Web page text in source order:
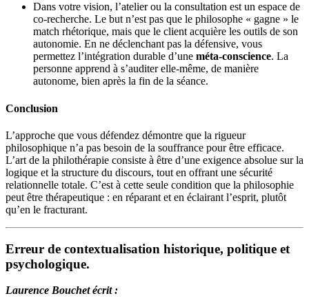
Dans votre vision, l’atelier ou la consultation est un espace de
co-recherche. Le but n’est pas que le philosophe « gagne » le
match rhétorique, mais que le client acquière les outils de son
autonomie. En ne déclenchant pas la défensive, vous
permettez l’intégration durable d’une méta-conscience. La
personne apprend à s’auditer elle-même, de manière
autonome, bien après la fin de la séance.
Conclusion
L’approche que vous défendez démontre que la rigueur
philosophique n’a pas besoin de la souffrance pour être efficace.
L’art de la philothérapie consiste à être d’une exigence absolue sur la
logique et la structure du discours, tout en offrant une sécurité
relationnelle totale. C’est à cette seule condition que la philosophie
peut être thérapeutique : en réparant et en éclairant l’esprit, plutôt
qu’en le fracturant.
Erreur de contextualisation historique, politique et
psychologique.
Laurence Bouchet écrit :